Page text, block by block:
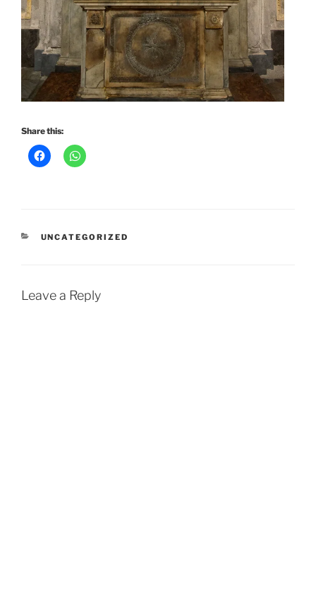
Share this:
CATEGORIES
UNCATEGORIZED
Leave a Reply